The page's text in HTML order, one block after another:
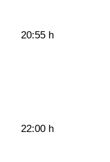
20:55 h
22:00 h